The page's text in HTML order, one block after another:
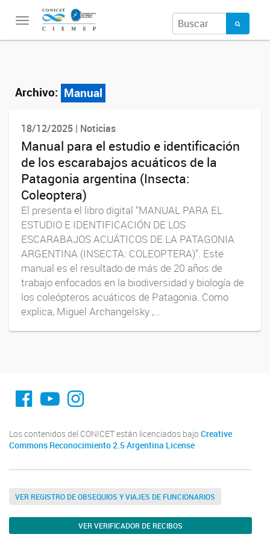
Toggle
navigation
Archivo: Manual
18/12/2025 | Noticias
Manual para el estudio e identificación
de los escarabajos acuáticos de la
Patagonia argentina (Insecta:
Coleoptera)
El presenta el libro digital “MANUAL PARA EL
ESTUDIO E IDENTIFICACIÓN DE LOS
ESCARABAJOS ACUÁTICOS DE LA PATAGONIA
ARGENTINA (INSECTA: COLEOPTERA)”. Este
manual es el resultado de más de 20 años de
trabajo enfocados en la biodiversidad y biología de
los coleópteros acuáticos de Patagonia. Como
explica, Miguel Archangelsky ,...
fa-facebook
YouTube
Instagram
Los contenidos del CONICET están licenciados bajo Creative
Commons Reconocimiento 2.5 Argentina License
VER REGISTRO DE OBSEQUIOS Y VIAJES DE FUNCIONARIOS
VER VERIFICADOR DE RECIBOS